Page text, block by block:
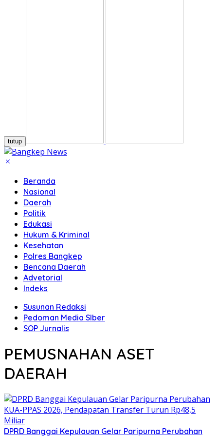
tutup
Beranda
Nasional
Daerah
Politik
Edukasi
Hukum & Kriminal
Kesehatan
Polres Bangkep
Bencana Daerah
Advetorial
Indeks
Susunan Redaksi
Pedoman Media SIber
SOP Jurnalis
PEMUSNAHAN ASET
DAERAH
DPRD Banggai Kepulauan Gelar Paripurna Perubahan